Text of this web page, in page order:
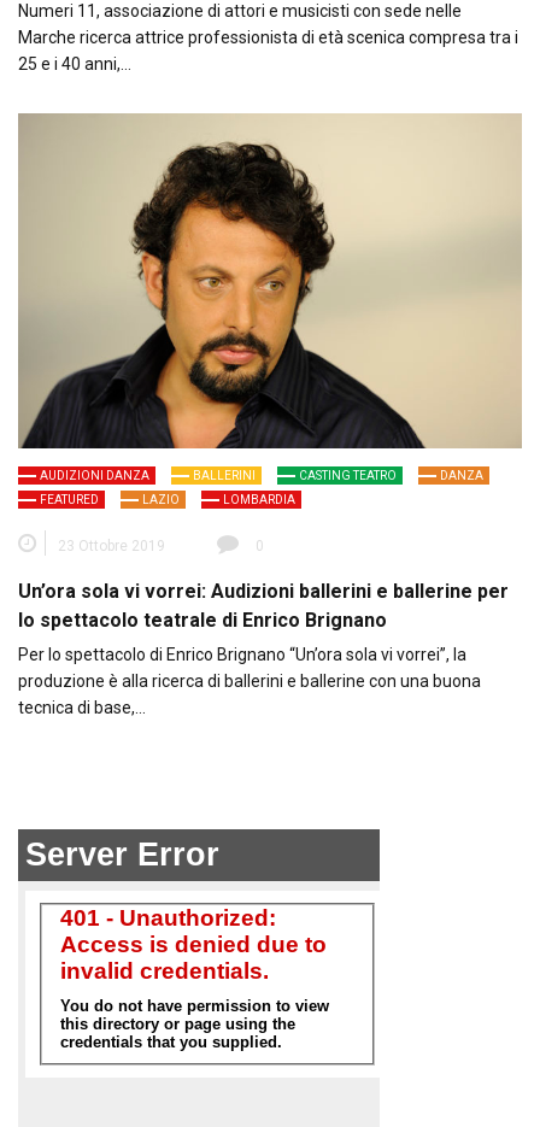
Numeri 11, associazione di attori e musicisti con sede nelle
Marche ricerca attrice professionista di età scenica compresa tra i
25 e i 40 anni,…
AUDIZIONI DANZA BALLERINI CASTING TEATRO
DANZA
FEATURED
LAZIO LOMBARDIA
23 Ottobre 2019 0
Un’ora sola vi vorrei: Audizioni ballerini e ballerine per
lo spettacolo teatrale di Enrico Brignano
Per lo spettacolo di Enrico Brignano “Un’ora sola vi vorrei”, la
produzione è alla ricerca di ballerini e ballerine con una buona
tecnica di base,…